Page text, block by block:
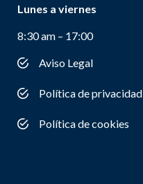
Lunes a viernes
8:30 am – 17:00
Aviso Legal
Política de privacidad
Política de cookies